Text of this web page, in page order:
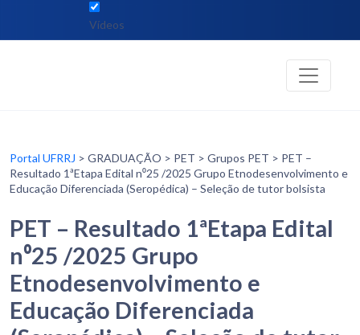
Vídeos
Portal UFRRJ > GRADUAÇÃO > PET > Grupos PET > PET –
Resultado 1ªEtapa Edital n⁰25 /2025 Grupo Etnodesenvolvimento e
Educação Diferenciada (Seropédica) – Seleção de tutor bolsista
PET – Resultado 1ªEtapa Edital
n⁰25 /2025 Grupo
Etnodesenvolvimento e
Educação Diferenciada